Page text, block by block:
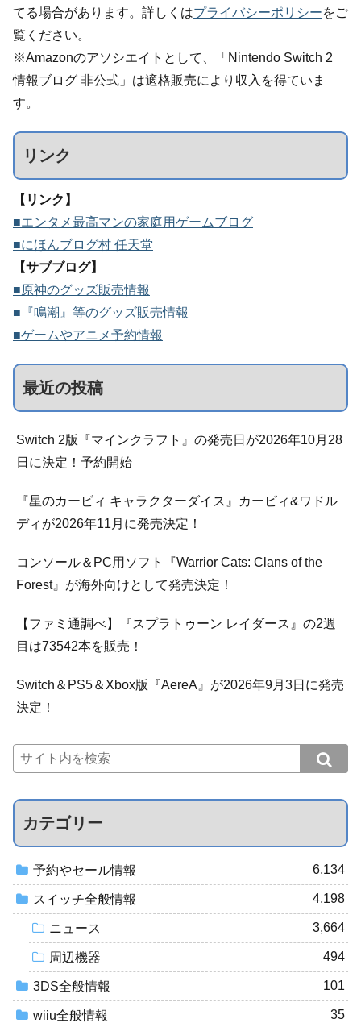
てる場合があります。詳しくはプライバシーポリシーをご
覧ください。
※Amazonのアソシエイトとして、「Nintendo Switch 2
情報ブログ 非公式」は適格販売により収入を得ていま
す。
リンク
【リンク】
■エンタメ最高マンの家庭用ゲームブログ
■にほんブログ村 任天堂
【サブブログ】
■原神のグッズ販売情報
■『鳴潮』等のグッズ販売情報
■ゲームやアニメ予約情報
最近の投稿
Switch 2版『マインクラフト』の発売日が2026年10月28
日に決定！予約開始
『星のカービィ キャラクターダイス』カービィ&ワドル
ディが2026年11月に発売決定！
コンソール＆PC用ソフト『Warrior Cats: Clans of the
Forest』が海外向けとして発売決定！
【ファミ通調べ】『スプラトゥーン レイダース』の2週
目は73542本を販売！
Switch＆PS5＆Xbox版『AereA』が2026年9月3日に発売
決定！
カテゴリー
予約やセール情報 6,134
スイッチ全般情報 4,198
ニュース 3,664
周辺機器 494
3DS全般情報 101
wiiu全般情報 35